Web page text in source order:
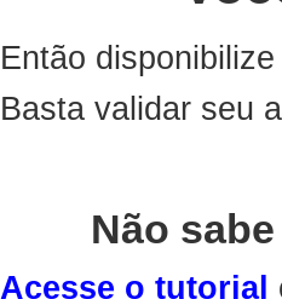
Então
Basta validar seu
Não
Acesse o tutorial